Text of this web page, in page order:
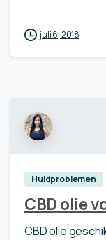
juli 6, 2018
Huidproblemen
CBD olie
CBD olie